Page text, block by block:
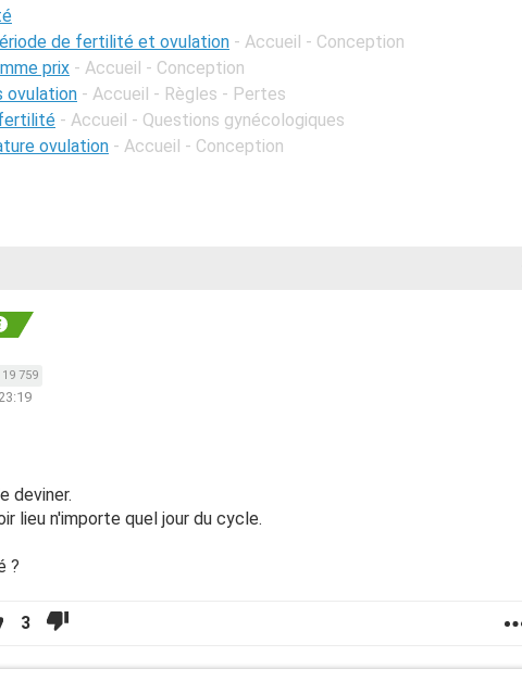
de fertilité et ovulation - Accueil - Conception
prix - Accueil - Conception
ovulation - Accueil - Règles - Pertes
- Accueil - Questions gynécologiques
ovulation - Accueil - Conception
19 759
deviner.
lieu n'importe quel jour du cycle.
?
3